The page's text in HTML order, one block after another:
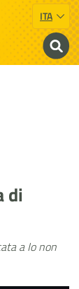
ITA
di
a Io non